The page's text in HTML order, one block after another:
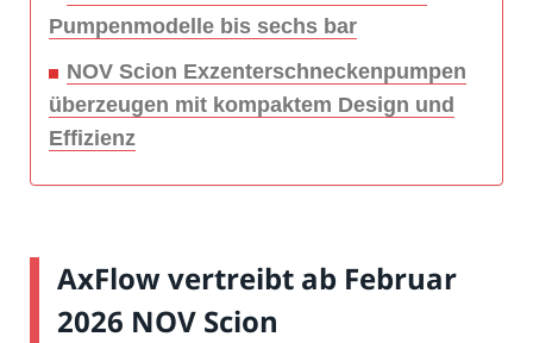
Pumpenmodelle bis sechs bar
NOV Scion Exzenterschneckenpumpen
überzeugen mit kompaktem Design und
Effizienz
AxFlow vertreibt ab Februar
2026 NOV Scion